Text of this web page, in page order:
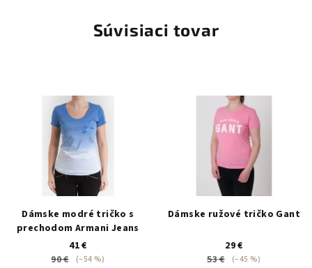
Súvisiaci tovar
Dámske modré tričko s
prechodom Armani Jeans
41 €
90 €
(–54 %)
Dámske ružové tričko Gant
29 €
53 €
(–45 %)